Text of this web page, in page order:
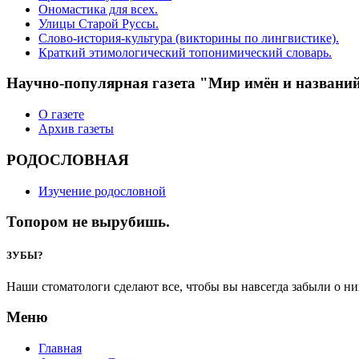
Ономастика для всех.
Улицы Старой Руссы.
Слово-история-культура (викторины по лингвистике).
Краткий этимологический топонимический словарь.
Научно-популярная газета "Мир имён и
О газете
Архив газеты
РОДОСЛОВНАЯ
Изучение родословной
Топором не вырубишь.
ЗУБЫ?
Наши стоматологи сделают все, чтобы вы навсегда забыли о
Меню
Главная